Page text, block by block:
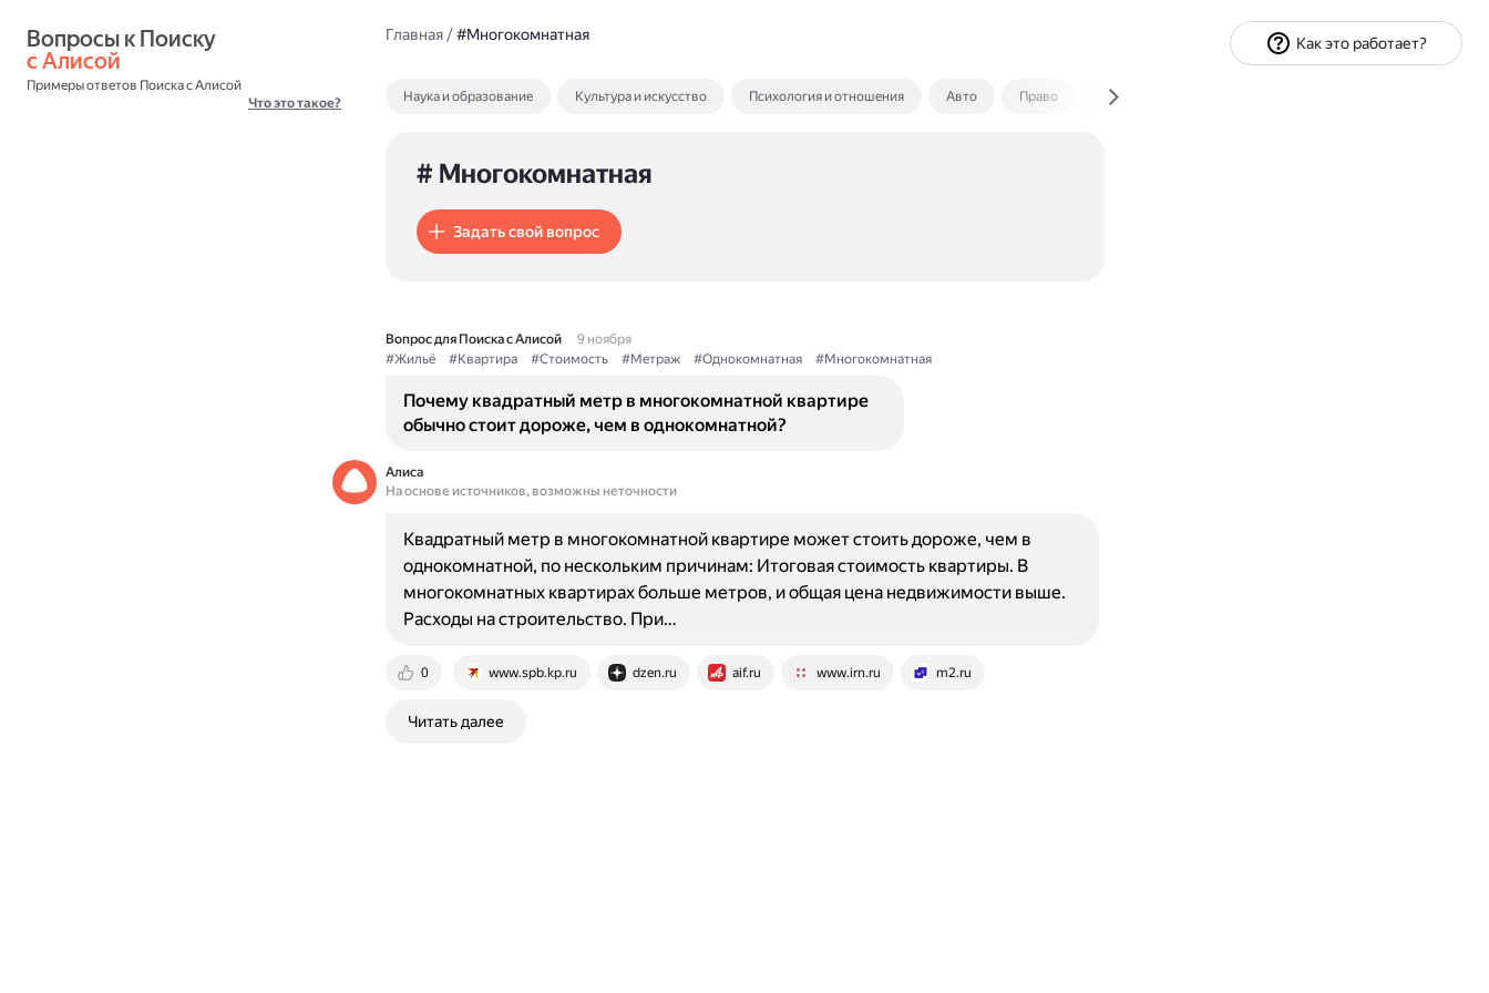
с Алисой
Примеры ответов Поиска с Алисой
Что это такое?
Главная/#Многокомнатная
Наука и образование Культура и искусство Психология и отношения Авто Право Экономика и финансы
# Многокомнатная
Задать свой вопрос
Вопрос для Поиска с Алисой
9 ноября
#Жильё
#Квартира #Стоимость #Метраж #Однокомнатная #Многокомнатная
Почему квадратный метр в многокомнатной квартире
обычно стоит дороже, чем в однокомнатной?
Алиса
На основе источников, возможны неточности
0 www.spb.kp.ru dzen.ru aif.ru www.irn.ru m2.ru
Квадратный метр в многокомнатной квартире может стоить дороже, чем в
однокомнатной, по нескольким причинам: Итоговая стоимость квартиры. В
многокомнатных квартирах больше метров, и общая цена недвижимости выше.
Расходы на строительство. При…
Читать далее
Как это работает?